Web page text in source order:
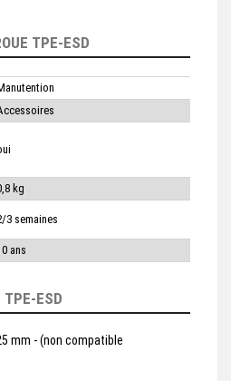
TPE-ESD
kg
3 semaines
ans
TPE-ESD
mm - (non compatible